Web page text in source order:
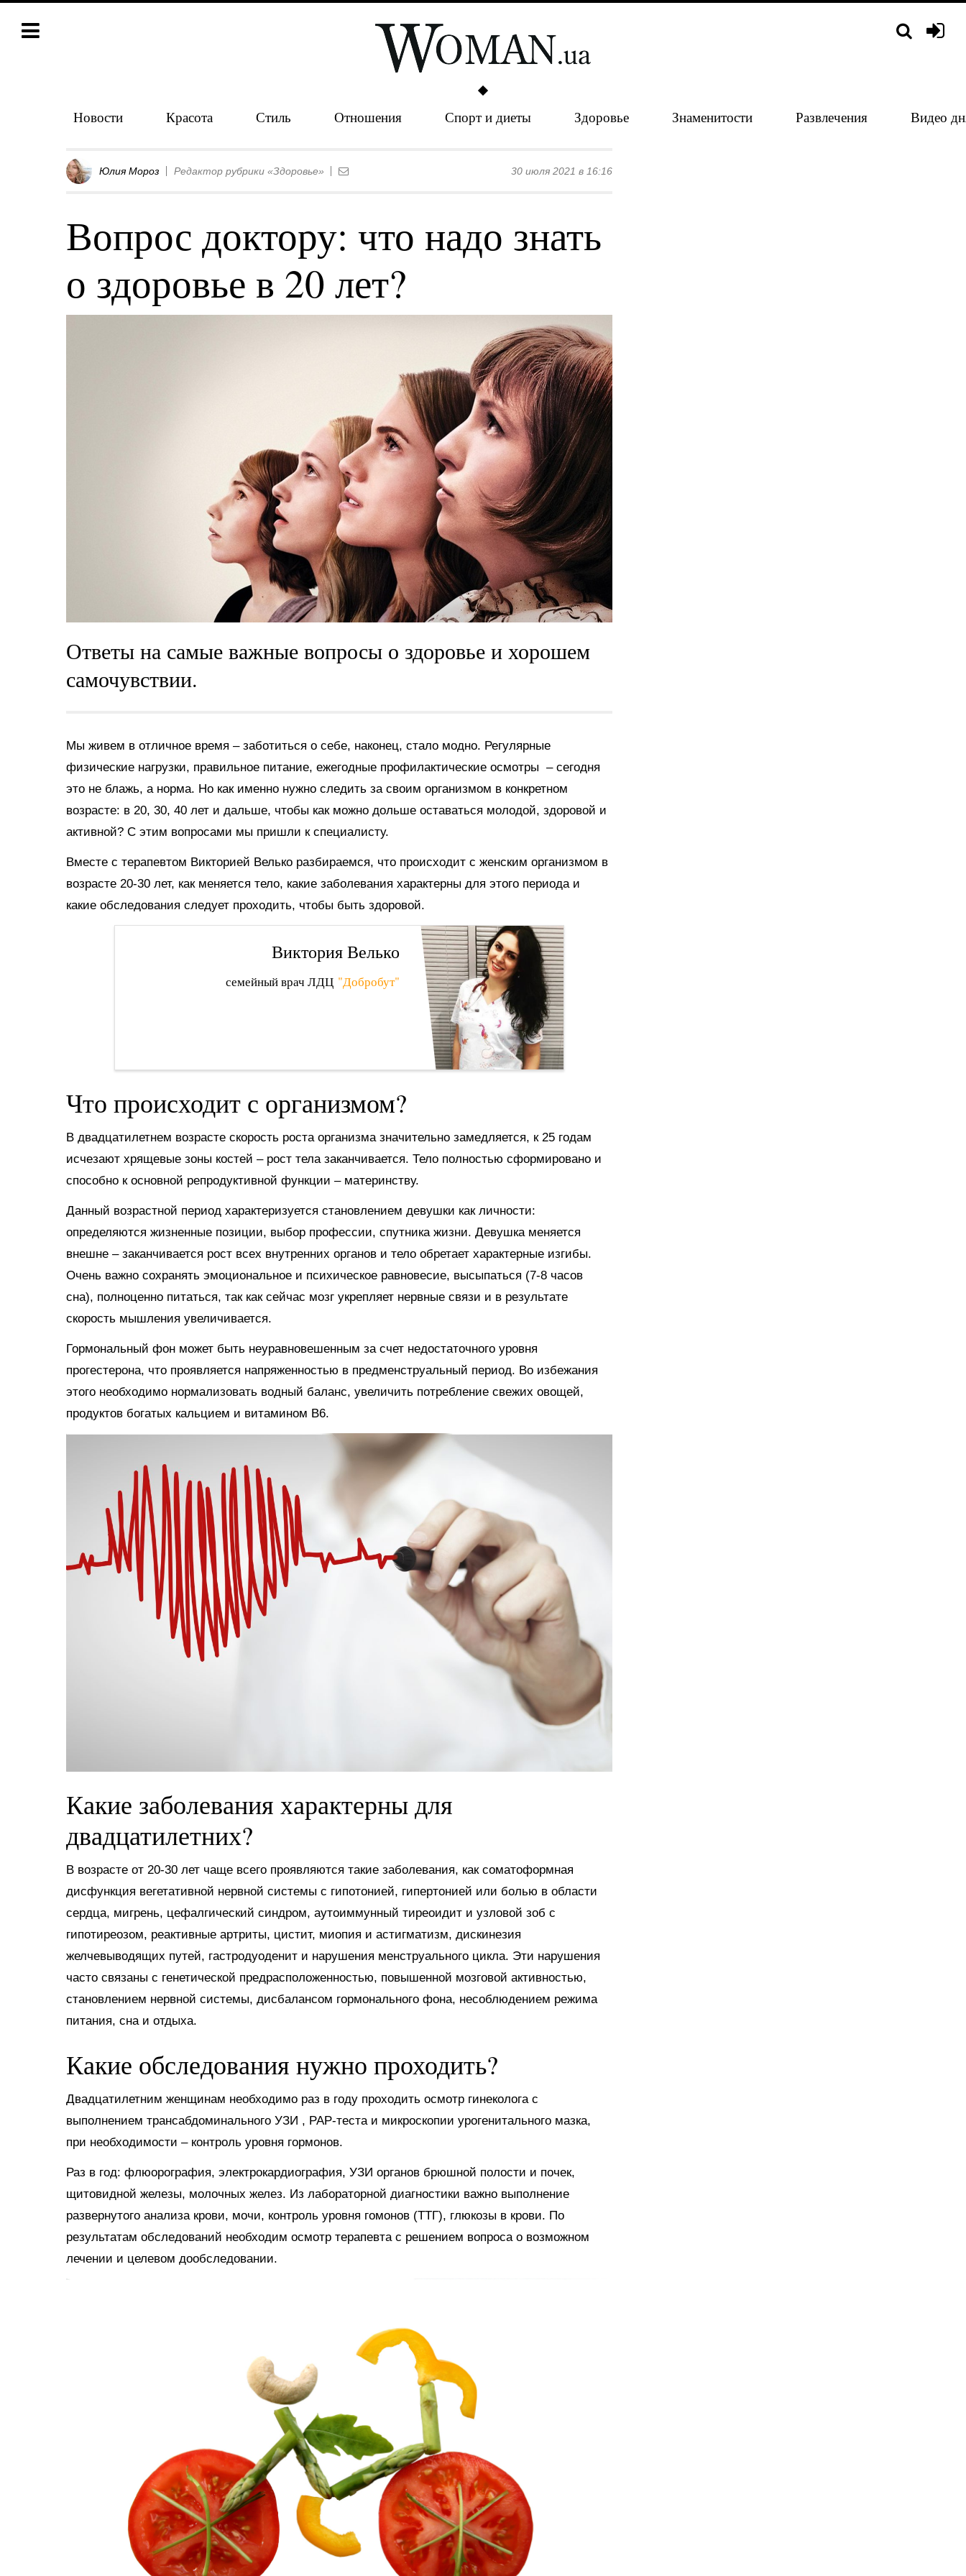
Новости Красота Стиль Отношения Спорт и диеты Здоровье Знаменитости Развлечения Видео
Юлия Мороз Редактор рубрики «Здоровье» 30 июля 2021 в 16:16
Вопрос доктору: что надо знать
о здоровье в 20 лет?
Ответы на самые важные вопросы о здоровье и хорошем
самочувствии.
Мы живем в отличное время – заботиться о себе, наконец, стало модно. Регулярные
физические нагрузки, правильное питание, ежегодные профилактические осмотры – сегодня
это не блажь, а норма. Но как именно нужно следить за своим организмом в конкретном
возрасте: в 20, 30, 40 лет и дальше, чтобы как можно дольше оставаться молодой, здоровой и
активной? С этим вопросами мы пришли к специалисту.
Вместе с терапевтом Викторией Велько разбираемся, что происходит с женским организмом в
возрасте 20-30 лет, как меняется тело, какие заболевания характерны для этого периода и
какие обследования следует проходить, чтобы быть здоровой.
Виктория Велько
семейный врач ЛДЦ "Добробут"
Что происходит с организмом?
В двадцатилетнем возрасте скорость роста организма значительно замедляется, к 25 годам
исчезают хрящевые зоны костей – рост тела заканчивается. Тело полностью сформировано и
способно к основной репродуктивной функции – материнству.
Данный возрастной период характеризуется становлением девушки как личности:
определяются жизненные позиции, выбор профессии, спутника жизни. Девушка меняется
внешне – заканчивается рост всех внутренних органов и тело обретает характерные изгибы.
Очень важно сохранять эмоциональное и психическое равновесие, высыпаться (7-8 часов
сна), полноценно питаться, так как сейчас мозг укрепляет нервные связи и в результате
скорость мышления увеличивается.
Гормональный фон может быть неуравновешенным за счет недостаточного уровня
прогестерона, что проявляется напряженностью в предменструальный период. Во избежания
этого необходимо нормализовать водный баланс, увеличить потребление свежих овощей,
продуктов богатых кальцием и витамином В6.
Какие заболевания характерны для
двадцатилетних?
В возрасте от 20-30 лет чаще всего проявляются такие заболевания, как соматоформная
дисфункция вегетативной нервной системы с гипотонией, гипертонией или болью в области
сердца, мигрень, цефалгический синдром, аутоиммунный тиреоидит и узловой зоб с
гипотиреозом, реактивные артриты, цистит, миопия и астигматизм, дискинезия
желчевыводящих путей, гастродуоденит и нарушения менструального цикла. Эти нарушения
часто связаны с генетической предрасположенностью, повышенной мозговой активностью,
становлением нервной системы, дисбалансом гормонального фона, несоблюдением режима
питания, сна и отдыха.
Какие обследования нужно проходить?
Двадцатилетним женщинам необходимо раз в году проходить осмотр гинеколога с
выполнением трансабдоминального УЗИ , PAP-теста и микроскопии урогенитального мазка,
при необходимости – контроль уровня гормонов.
Раз в год: флюорография, электрокардиография, УЗИ органов брюшной полости и почек,
щитовидной железы, молочных желез. Из лабораторной диагностики важно выполнение
развернутого анализа крови, мочи, контроль уровня гомонов (ТТГ), глюкозы в крови. По
результатам обследований необходим осмотр терапевта с решением вопроса о возможном
лечении и целевом дообследовании.